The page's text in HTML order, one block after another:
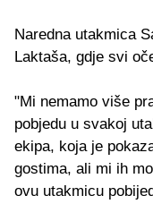
Naredna utakmica
Laktaša, gdje svi
"Mi nemamo više
pobjedu u svakoj
ekipa, koja je
gostima, ali mi ih
ovu utakmicu